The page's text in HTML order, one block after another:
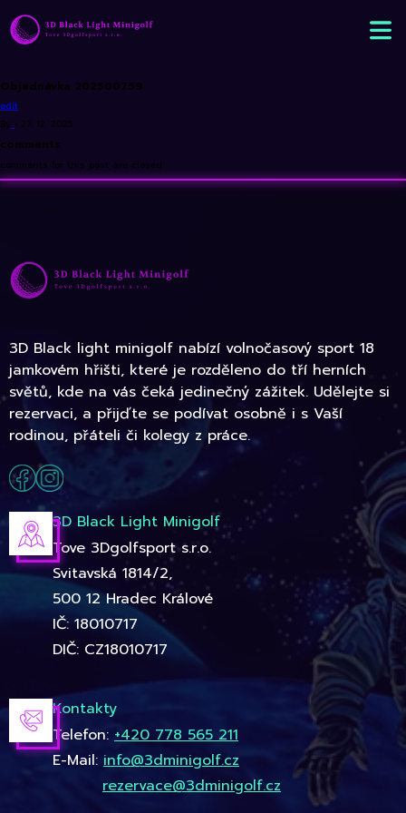
Objednávka 202500759
edit
By • 27. 12. 2025
comments
comments for this post are closed
3D Black light minigolf nabízí volnočasový sport 18
jamkovém hřišti, které je rozděleno do tří herních
světů, kde na vás čeká jedinečný zážitek. Udělejte si
rezervaci, a přijďte se podívat osobně i s Vaší
rodinou, přáteli či kolegy z práce.
3D Black Light Minigolf
Tove 3Dgolfsport s.r.o.
Svitavská 1814/2,
500 12 Hradec Králové
IČ: 18010717
DIČ: CZ18010717
Kontakty
Telefon: +420 778 565 211
E-Mail: info@3dminigolf.cz
rezervace@3dminigolf.cz